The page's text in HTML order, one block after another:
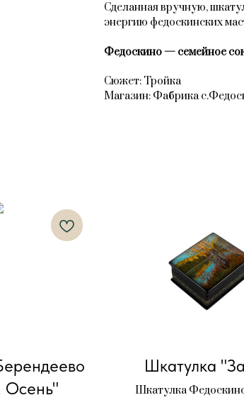
Сделанная вручную,
энергию федоскинских
Федоскино — семейное
Сюжет: Тройка
Магазин: Фабрика
Осень"
Шкатулка
Шкатулка